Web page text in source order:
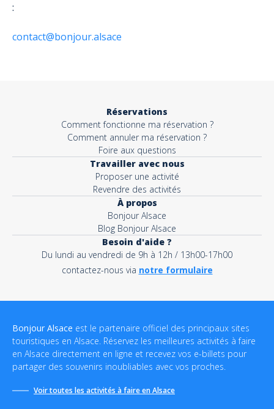
:
contact@bonjour.alsace
Réservations
Comment fonctionne ma réservation ?
Comment annuler ma réservation ?
Foire aux questions
Travailler avec nous
Proposer une activité
Revendre des activités
À propos
Bonjour Alsace
Blog Bonjour Alsace
Besoin d'aide ?
Du lundi au vendredi de 9h à 12h / 13h00-17h00
contactez-nous via notre formulaire
Bonjour Alsace est le partenaire officiel des principaux sites
touristiques en Alsace. Réservez les meilleures activités à faire
en Alsace directement en ligne et recevez vos e-billets pour
partager des souvenirs inoubliables avec vos proches.
Voir toutes les activités à faire en Alsace